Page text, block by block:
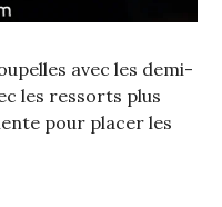
avec les demi-
les ressorts plus
pour placer les